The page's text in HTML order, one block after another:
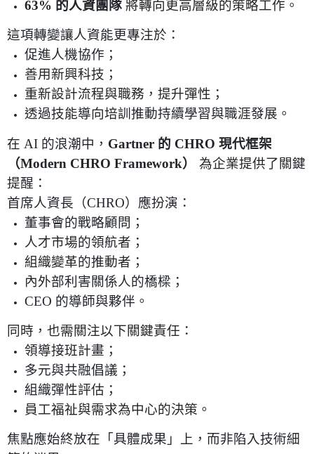
63% 的人資團隊 將轉向更高層級的策略工作。
這項轉變讓人資能更專注於：
促進人機協作；
善用新興科技；
重新設計流程與職務，提升彈性；
透過技能導向培訓推動持續學習與職涯發展。
在 AI 的浪潮中， Gartner 的 CHRO 現代框架
（Modern CHRO Framework）
為企業提供了關鍵
提醒：
首席人資長（CHRO）應扮演：
董事會的戰略顧問；
人才市場的領航者；
組織變革的推動者；
內外部利害關係人的橋樑；
CEO 的導師與夥伴。
同時，也需關注以下關鍵責任：
領導接班計畫；
多元與共融倡議；
組織彈性評估；
員工福祉與需求為中心的決策。
焦點應始終放在「具體成果」上，而非陷入技術細